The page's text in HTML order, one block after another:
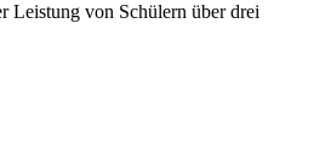
Leistung von Schülern über drei